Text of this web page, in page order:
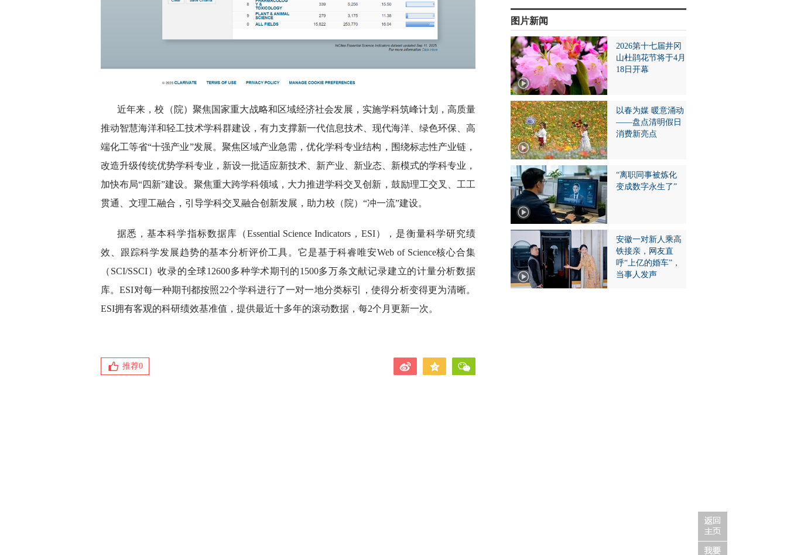
近年来，校（院）聚焦国家重大战略和区域经济社会发展，实施学科筑峰计划，高质量
推动智慧海洋和轻工技术学科群建设，有力支撑新一代信息技术、现代海洋、绿色环保、高
端化工等省“十强产业”发展。聚焦区域产业急需，优化学科专业结构，围绕标志性产业链，
改造升级传统优势学科专业，新设一批适应新技术、新产业、新业态、新模式的学科专业，
加快布局“四新”建设。聚焦重大跨学科领域，大力推进学科交叉创新，鼓励理工交叉、工工
贯通、文理工融合，引导学科交叉融合创新发展，助力校（院）“冲一流”建设。
据悉，基本科学指标数据库（Essential Science Indicators，ESI），是衡量科学研究绩
效、跟踪科学发展趋势的基本分析评价工具。它是基于科睿唯安Web of Science核心合集
（SCI/SSCI）收录的全球12600多种学术期刊的1500多万条文献记录建立的计量分析数据
库。ESI对每一种期刊都按照22个学科进行了一对一地分类标引，使得分析变得更为清晰。
ESI拥有客观的科研绩效基准值，提供最近十多年的滚动数据，每2个月更新一次。
推荐0
图片新闻
2026第十七届井冈
山杜鹃花节将于4月
18日开幕
以春为媒 暖意涌动
——盘点清明假日
消费新亮点
“离职同事被炼化
变成数字永生了”
安徽一对新人乘高
铁接亲，网友直
呼“上亿的婚车”，
当事人发声